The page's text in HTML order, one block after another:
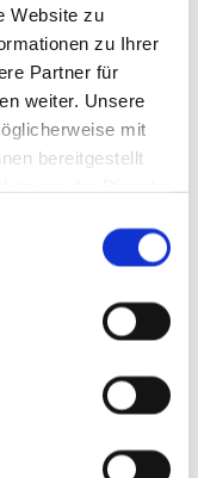
Website zu
zu Ihrer
Partner für
weiter. Unsere
mit
bereitgestellt